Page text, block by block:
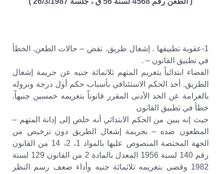
1-عقوبة تطبيقها . إشغال طريق. نقض – حالات الطعن. الخطأ
في تطبيق القانون – .
القضاء ابتدائياً بتغريم المتهم ثلاثمائة جنيه عن جريمة إشغال
الطريق. أخذ الحكم الاستئنافي بأسباب حكم أول درجة ونزوله
بالغرامة عن الحد الأدنى المقرر قانوناً بتغريمه خمسين جنيهاً.
خطأ في تطبيق القانون
حيث إنه يبين من الحكم الابتدائي أنه خلص إلى إدانة المتهم –
المطعون ضده – بجريمة إشغال الطريق دون ترخيص من
الجهة المختصة المنصوص عليها بالمواد 1، 2، 14 من القانون
رقم 140 لسنة 1956 المعدل بالمادة 2 من القانون 129 لسنة
1982 وقضى بتغريمه ثلاثمائة جنيه وأداء ضعف رسم النظر